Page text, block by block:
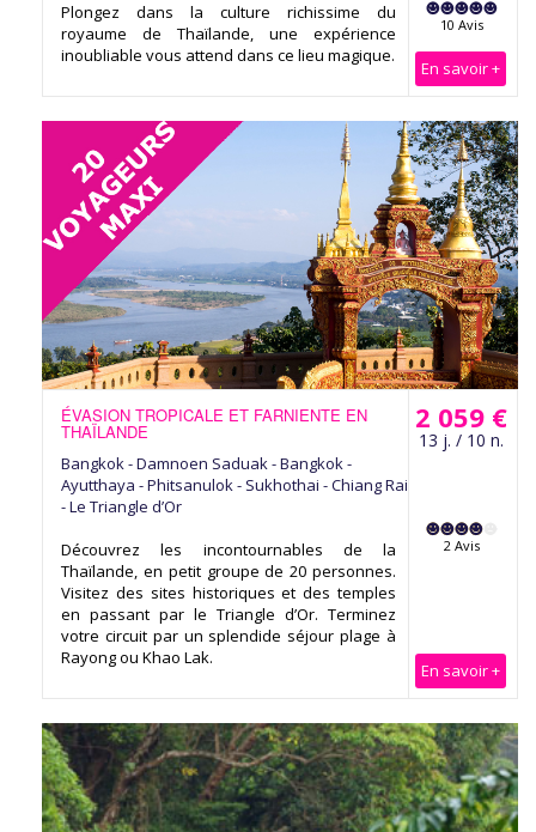
10 Avis
En savoir +
Plongez dans la culture richissime du
royaume de Thaïlande, une expérience
inoubliable vous attend dans ce lieu magique.
2 059 €
13 j. / 10 n.
2 Avis
En savoir +
ÉVASION TROPICALE ET FARNIENTE EN
THAÏLANDE
Bangkok - Damnoen Saduak - Bangkok -
Ayutthaya - Phitsanulok - Sukhothai - Chiang Rai
- Le Triangle d’Or
Découvrez les incontournables de la
Thaïlande, en petit groupe de 20 personnes.
Visitez des sites historiques et des temples
en passant par le Triangle d’Or. Terminez
votre circuit par un splendide séjour plage à
Rayong ou Khao Lak.